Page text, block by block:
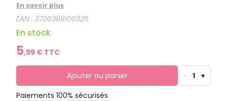
nuit. Douces au contact de la peau, elles contribuent
à maintenir une sensation de fraîcheur et de
protection pendant l’utilisation. Usage unique. À
changer selon les besoins.
En savoir plus
EAN :3700399100325
En stock
5,99 € TTC
Ajouter au panier - 1 +
Paiements 100% sécurisés